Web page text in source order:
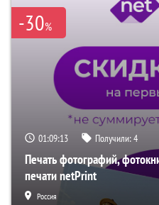
-30%
01:09:12 Получили:4
Печать фотографий,
печати netPrint
Россия